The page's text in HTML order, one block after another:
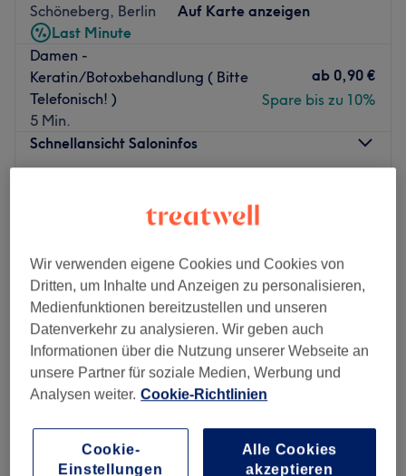
Schöneberg, Berlin
Auf Karte anzeigen
Last Minute
Damen -
Keratin/Botoxbehandlung ( Bitte
Telefonisch! )
5 Min.
ab 0,90 €
Spare bis zu 10%
Schnellansicht Saloninfos
Donnerstag
12:00– 19:00
Freitag
11:00–18:00
Samstag
10:00–17:00
Sonntag
Geschlossen
Lust auf tolle Haarschnitte und moderne Farben? Komm
im Salon Lilian Hairartist in Berlin-Schöneberg vorbei und
dich heraus.
Nächste öffentliche Verkehrsmittel:
maske berlin
Wir verwenden eigene Cookies und Cookies von
Dritten, um Inhalte und Anzeigen zu personalisieren,
Medienfunktionen bereitzustellen und unseren
Datenverkehr zu analysieren. Wir geben auch
Informationen über die Nutzung unserer Webseite an
unsere Partner für soziale Medien, Werbung und
Analysen weiter. Cookie-Richtlinien
Cookie-
Einstellungen
Alle Cookies
akzeptieren